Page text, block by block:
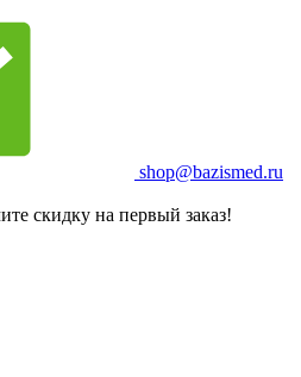
shop@bazismed.ru
скидку на первый заказ!